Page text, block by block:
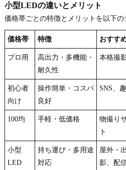
小型LEDの違いとメリット
価格帯ごとの特徴とメリットを以下の
価格帯 特徴 おすす
プロ用
高出力・多機能・
耐久性
本格撮
初心者
向け
操作簡単・コスパ
良好
SNS、
100均 手軽・低価格
物撮り
ト
小型
LED
持ち運び・多用途
対応
屋外・
影、配